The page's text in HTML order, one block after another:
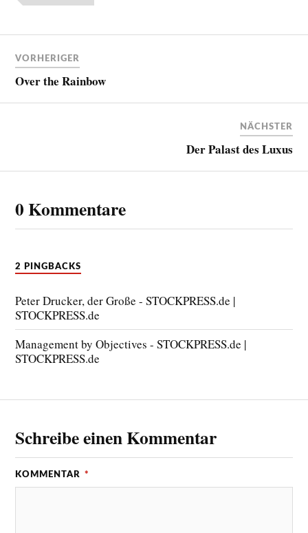
VORHERIGER
Over the Rainbow
NÄCHSTER
Der Palast des Luxus
0 Kommentare
2 PINGBACKS
Peter Drucker, der Große - STOCKPRESS.de |
STOCKPRESS.de
Management by Objectives - STOCKPRESS.de |
STOCKPRESS.de
Schreibe einen Kommentar
KOMMENTAR *